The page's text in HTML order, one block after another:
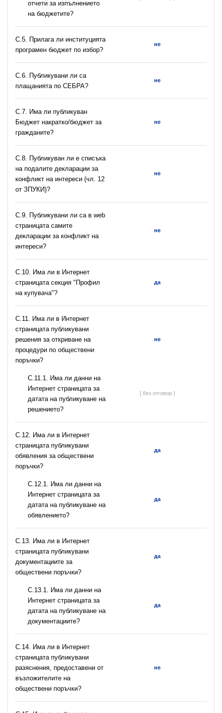
отчети за изпълнението
на бюджетите?
С.5. Прилага ли институцията
програмен бюджет по избор?
не
С.6. Публикувани ли са
плащанията по СЕБРА?
не
С.7. Има ли публикуван
Бюджет накратко/бюджет за
гражданите?
не
C.8. Публикуван ли е списъка
на подалите декларации за
конфликт на интереси (чл. 12
от ЗПУКИ)?
не
C.9. Публикувани ли са в web
страницата самите
декларации за конфликт на
интереси?
не
C.10. Има ли в Интернет
страницата секция "Профил
на купувача"?
да
С.11. Има ли в Интернет
страницата публикувани
решения за откриване на
процедури по обществени
поръчки?
не
С.11.1. Има ли данни на
Интернет страницата за
датата на публикуване на
решението?
[ без отговор ]
С.12. Има ли в Интернет
страницата публикувани
обявления за обществени
поръчки?
да
С.12.1. Има ли данни на
Интернет страницата за
датата на публикуване на
обявлението?
да
С.13. Има ли в Интернет
страницата публикувани
документациите за
обществени поръчки?
да
С.13.1. Има ли данни на
Интернет страницата за
датата на публикуване на
документациите?
да
С.14. Има ли в Интернет
страницата публикувани
разяснения, предоставени от
възложителите на
обществени поръчки?
не